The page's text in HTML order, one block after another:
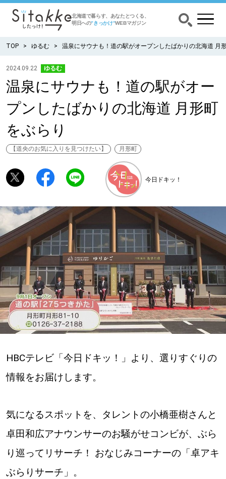
北海道で暮らす、あなたとつくる、
明日への”きっかけ”WEBマガジン
CATEGORY カテゴリー
食べる
出かける
暮らす
育む
深める
ゆるむ
SitakkeTV
all
道北
道東
TOP ゆるむ 温泉にサウナも！道の駅がオープンしたばかりの北海道 月
2024.09.22 ゆるむ
温泉にサウナも！道の駅がオー
プンしたばかりの北海道 月形町
をぶらり
【道央のお気に入りを見つけたい】 月形町
今日ドキッ！
HBCテレビ「今日ドキッ！」より、選りすぐりの
情報をお届けします。
気になるスポットを、タレントの小橋亜樹さんと
卓田和広アナウンサーのお騒がせコンビが、ぶら
り巡ってリサーチ！ おなじみコーナーの「卓アキ
ぶらりサーチ」。